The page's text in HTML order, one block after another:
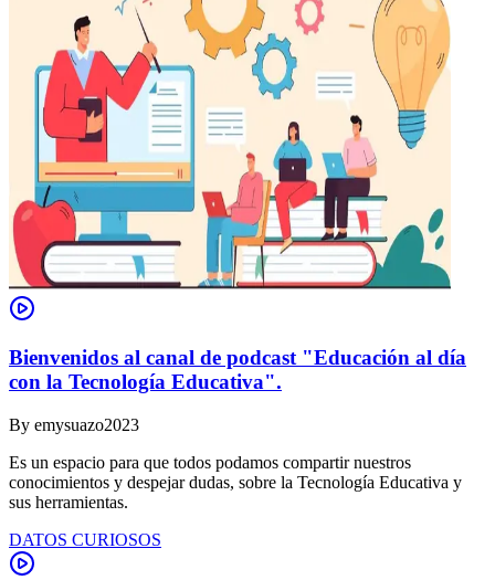
Bienvenidos al canal de podcast "Educación al día
con la Tecnología Educativa".
By emysuazo2023
Es un espacio para que todos podamos compartir nuestros
conocimientos y despejar dudas, sobre la Tecnología Educativa y
sus herramientas.
DATOS CURIOSOS